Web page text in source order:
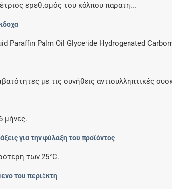
ερεθισμός του κόλπου παρατη...
Paraffin Palm Oil Glyceride Hydrogenated
με τις συνήθεις αντισυλληπτικές
μήνες.
για την φύλαξη του προϊόντος
των 25°C.
του περιέκτη